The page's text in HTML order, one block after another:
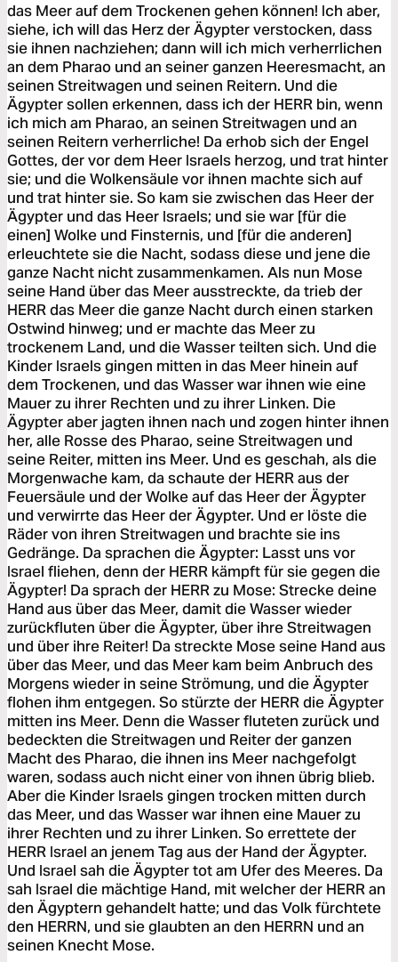
das Meer auf dem Trockenen gehen können! Ich aber,
siehe, ich will das Herz der Ägypter verstocken, dass
sie ihnen nachziehen; dann will ich mich verherrlichen
an dem Pharao und an seiner ganzen Heeresmacht, an
seinen Streitwagen und seinen Reitern. Und die
Ägypter sollen erkennen, dass ich der HERR bin, wenn
ich mich am Pharao, an seinen Streitwagen und an
seinen Reitern verherrliche! Da erhob sich der Engel
Gottes, der vor dem Heer Israels herzog, und trat hinter
sie; und die Wolkensäule vor ihnen machte sich auf
und trat hinter sie. So kam sie zwischen das Heer der
Ägypter und das Heer Israels; und sie war [für die
einen] Wolke und Finsternis, und [für die anderen]
erleuchtete sie die Nacht, sodass diese und jene die
ganze Nacht nicht zusammenkamen. Als nun Mose
seine Hand über das Meer ausstreckte, da trieb der
HERR das Meer die ganze Nacht durch einen starken
Ostwind hinweg; und er machte das Meer zu
trockenem Land, und die Wasser teilten sich. Und die
Kinder Israels gingen mitten in das Meer hinein auf
dem Trockenen, und das Wasser war ihnen wie eine
Mauer zu ihrer Rechten und zu ihrer Linken. Die
Ägypter aber jagten ihnen nach und zogen hinter ihnen
her, alle Rosse des Pharao, seine Streitwagen und
seine Reiter, mitten ins Meer. Und es geschah, als die
Morgenwache kam, da schaute der HERR aus der
Feuersäule und der Wolke auf das Heer der Ägypter
und verwirrte das Heer der Ägypter. Und er löste die
Räder von ihren Streitwagen und brachte sie ins
Gedränge. Da sprachen die Ägypter: Lasst uns vor
Israel fliehen, denn der HERR kämpft für sie gegen die
Ägypter! Da sprach der HERR zu Mose: Strecke deine
Hand aus über das Meer, damit die Wasser wieder
zurückfluten über die Ägypter, über ihre Streitwagen
und über ihre Reiter! Da streckte Mose seine Hand aus
über das Meer, und das Meer kam beim Anbruch des
Morgens wieder in seine Strömung, und die Ägypter
flohen ihm entgegen. So stürzte der HERR die Ägypter
mitten ins Meer. Denn die Wasser fluteten zurück und
bedeckten die Streitwagen und Reiter der ganzen
Macht des Pharao, die ihnen ins Meer nachgefolgt
waren, sodass auch nicht einer von ihnen übrig blieb.
Aber die Kinder Israels gingen trocken mitten durch
das Meer, und das Wasser war ihnen eine Mauer zu
ihrer Rechten und zu ihrer Linken. So errettete der
HERR Israel an jenem Tag aus der Hand der Ägypter.
Und Israel sah die Ägypter tot am Ufer des Meeres. Da
sah Israel die mächtige Hand, mit welcher der HERR an
den Ägyptern gehandelt hatte; und das Volk fürchtete
den HERRN, und sie glaubten an den HERRN und an
seinen Knecht Mose.